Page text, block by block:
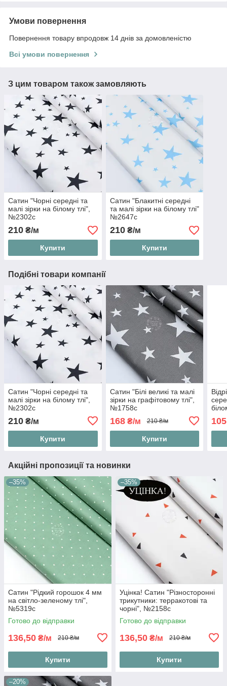
Умови повернення
Повернення товару впродовж 14 днів за домовленістю
Всі умови повернення
З цим товаром також замовляють
Сатин "Чорні середні та
малі зірки на білому тлі",
№2302с
210 ₴/м
Купити
Сатин "Блакитні середні
та малі зірки на білому тлі"
№2647с
210₴/м
Купити
Подібні товари компанії
Сатин "Чорні середні та
малі зірки на білому тлі",
№2302с
210 ₴/м
Купити
Сатин "Білі великі та малі
зірки на графітовому тлі",
№1758с
168₴/м 210 ₴/м
Купити
Акційні пропозиції та новинки
–35%
Сатин "Рідкий горошок 4 мм
на світло-зеленому тлі",
№5319с
Готово до відправки
136,50 ₴/м 210 ₴/м
Купити
–35%
Уцінка! Сатин "Різносторонні
трикутники: терракотові та
чорні", №2158с
Готово до відправки
136,50 ₴/м 210 ₴/м
Купити
–20%